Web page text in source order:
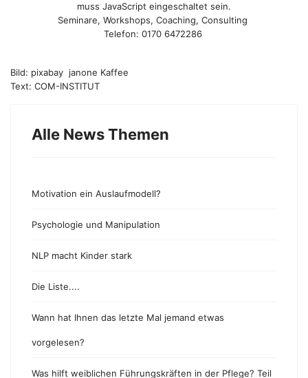
muss JavaScript eingeschaltet sein.
Seminare, Workshops, Coaching, Consulting
Telefon: 0170 6472286
Bild: pixabay janone Kaffee
Text: COM-INSTITUT
Alle News Themen
Motivation ein Auslaufmodell?
Psychologie und Manipulation
NLP macht Kinder stark
Die Liste....
Wann hat Ihnen das letzte Mal jemand etwas
vorgelesen?
Was hilft weiblichen Führungskräften in der Pflege? Teil